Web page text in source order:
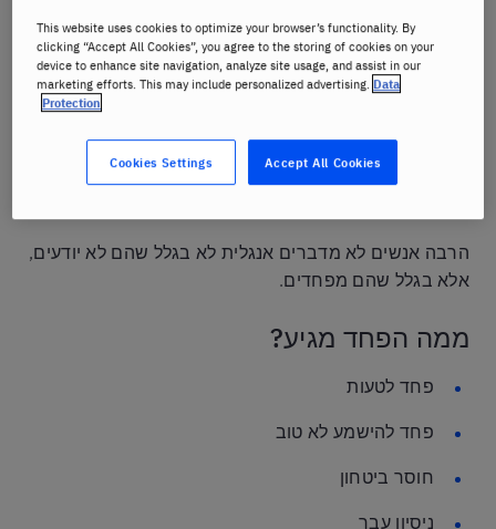
איך להפסיק לפחד לדבר באנגלית
03 ביוני 2026
הרבה אנשים לא מדברים אנגלית לא בגלל שהם לא יודעים,
אלא בגלל שהם מפחדים.
ממה הפחד מגיע?
פחד לטעות
פחד להישמע לא טוב
חוסר ביטחון
ניסיון עבר
This website uses cookies to optimize your browser’s functionality. By
clicking “Accept All Cookies”, you agree to the storing of cookies on your
device to enhance site navigation, analyze site usage, and assist in our
marketing efforts. This may include personalized advertising.Data
Protection
Accept All Cookies
Cookies Settings